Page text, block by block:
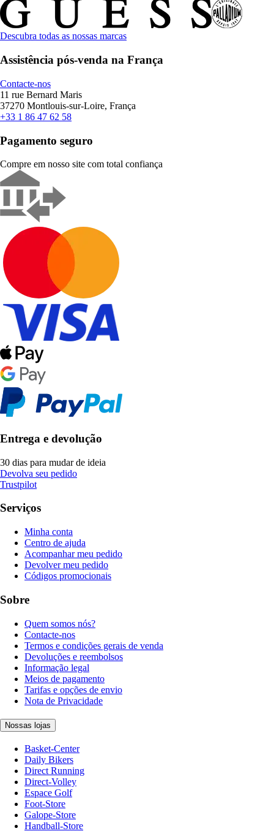
Descubra todas as nossas marcas
Assistência pós-venda na França
Contacte-nos
11 rue Bernard Maris
37270 Montlouis-sur-Loire, França
+33 1 86 47 62 58
Pagamento seguro
Compre em nosso site com total confiança
Entrega e devolução
30 dias para mudar de ideia
Devolva seu pedido
Trustpilot
Serviços
Minha conta
Centro de ajuda
Acompanhar meu pedido
Devolver meu pedido
Códigos promocionais
Sobre
Quem somos nós?
Contacte-nos
Termos e condições gerais de venda
Devoluções e reembolsos
Informação legal
Meios de pagamento
Tarifas e opções de envio
Nota de Privacidade
Nossas lojas
Basket-Center
Daily Bikers
Direct Running
Direct-Volley
Espace Golf
Foot-Store
Galope-Store
Handball-Store